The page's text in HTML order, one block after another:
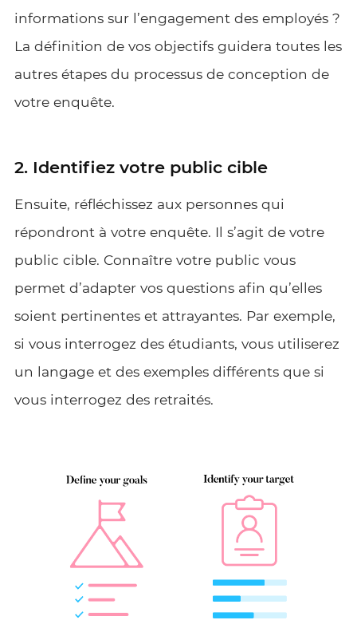
informations sur l’engagement des employés ?
La définition de vos objectifs guidera toutes les
autres étapes du processus de conception de
votre enquête.
2. Identifiez votre public cible
Ensuite, réfléchissez aux personnes qui
répondront à votre enquête. Il s’agit de votre
public cible. Connaître votre public vous
permet d’adapter vos questions afin qu’elles
soient pertinentes et attrayantes. Par exemple,
si vous interrogez des étudiants, vous utiliserez
un langage et des exemples différents que si
vous interrogez des retraités.